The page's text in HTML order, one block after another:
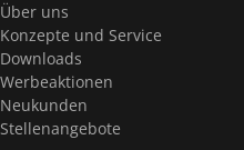
Über uns
Konzepte und Service
Downloads
Werbeaktionen
Neukunden
Stellenangebote